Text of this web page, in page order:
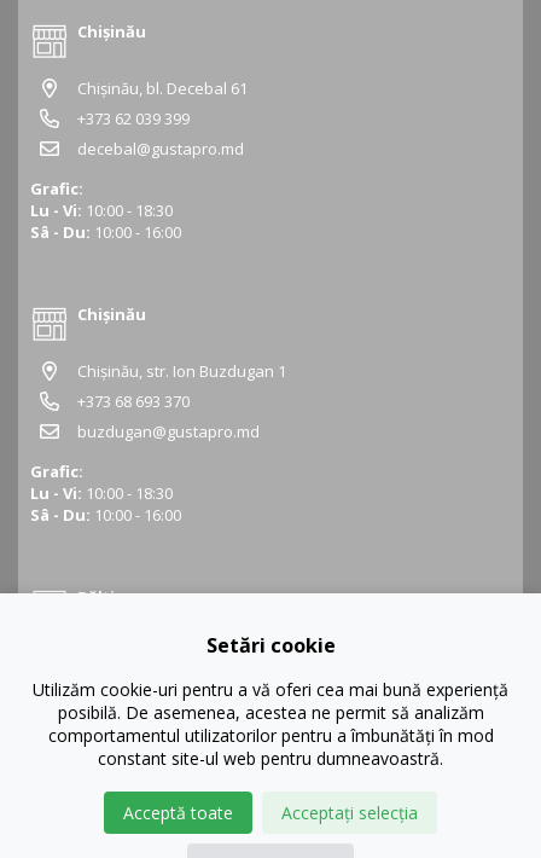
Chișinău
Chișinău, bl. Decebal 61
+373 62 039 399
decebal@gustapro.md
Grafic:
Lu - Vi: 10:00 - 18:30
Sâ - Du: 10:00 - 16:00
Chișinău
Chișinău, str. Ion Buzdugan 1
+373 68 693 370
buzdugan@gustapro.md
Grafic:
Lu - Vi: 10:00 - 18:30
Sâ - Du: 10:00 - 16:00
Bălți
Bălți, str. Ștefan cel Mare 16
+373 68 452 945
balti@gustapro.md
10:00 - 16:00
Setări cookie
Utilizăm cookie-uri pentru a vă oferi cea mai bună experiență
posibilă. De asemenea, acestea ne permit să analizăm
comportamentul utilizatorilor pentru a îmbunătăți în mod
constant site-ul web pentru dumneavoastră.
Acceptă toate Acceptați selecția